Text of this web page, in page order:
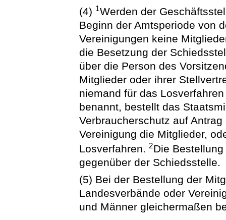
(4) 1Werden der
Beginn der Amtsperiode von
Vereinigungen keine
die Besetzung der
über die Person des
Mitglieder oder ihrer
niemand für das
benannt, bestellt das
Verbraucherschutz auf
Vereinigung die Mitglieder,
Losverfahren.2Die
gegenüber der Schiedsstelle.
(5) Bei der Bestellung der
Landesverbände oder
und Männer gleichermaßen